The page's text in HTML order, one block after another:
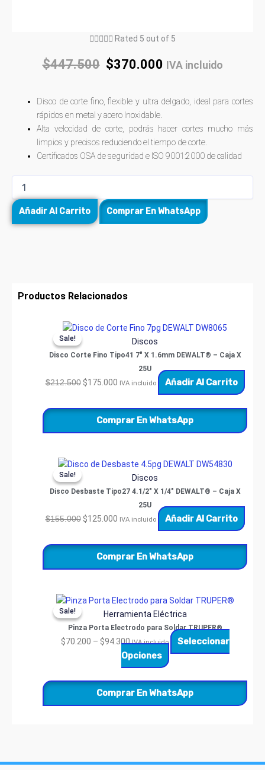
 Rated 5 out of 5
$447.500 $370.000 IVA incluido
Disco de corte fino, flexible y ultra delgado, ideal para cortes
rápidos en metal y acero Inoxidable.
Alta velocidad de corte, podrás hacer cortes mucho más
limpios y precisos reduciendo el tiempo de corte.
Certificados OSA de seguridad e ISO 9001:2000 de calidad
Añadir Al Carrito Comprar En WhatsApp
Productos Relacionados
Sale!
Sale! Discos
Disco Corte Fino Tipo41 7″ X 1.6mm DEWALT® – Caja X
25U
$212.500
Original
was:
$175.000
Current
price
is:
$175.000.
IVA incluido Añadir Al Carrito
Comprar En WhatsApp
Sale!
Sale! Discos
Disco Desbaste Tipo27 4.1/2″ X 1/4″ DEWALT® – Caja X
25U
$155.000
Original
was:
$125.000
Current
price
is:
$125.000.
IVA incluido Añadir Al Carrito
Comprar En WhatsApp
Sale!
Sale! Herramienta Eléctrica
Pinza Porta Electrodo para Soldar TRUPER®
$70.200 – $94.300
Price
range:
$70.200
through
$94.300
IVA incluido
Seleccionar
Opciones
Este
producto
tiene
múltiples
variantes.
opciones
se
pueden
página
Comprar En WhatsApp